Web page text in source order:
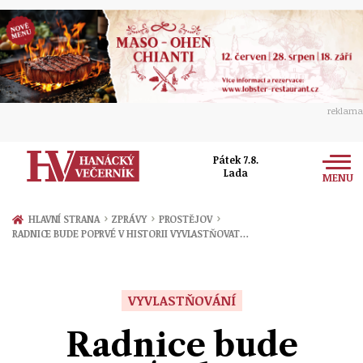
reklama
Pátek 7.8.
Lada
MENU
Zprávy
Ekonomika
HLAVNÍ STRANA › ZPRÁVY › PROSTĚJOV ›
RADNICE BUDE POPRVÉ V HISTORII VYVLASTŇOVAT…
VYVLASTŇOVÁNÍ
Radnice bude